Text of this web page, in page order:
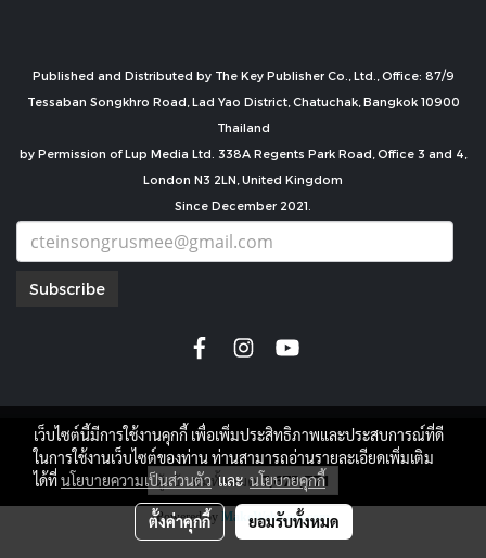
Published and Distributed by The Key Publisher Co., Ltd., Office: 87/9
Tessaban Songkhro Road, Lad Yao District, Chatuchak, Bangkok 10900
Thailand
by Permission of Lup Media Ltd. 338A Regents Park Road, Office 3 and 4,
London N3 2LN, United Kingdom
Since December 2021.
Subscribe
copyright by
ผู้เข้าชมทั้งหมด7,675,771
Powered by MakeWebEasy.com
เว็บไซต์นี้มีการใช้งานคุกกี้ เพื่อเพิ่มประสิทธิภาพและประสบการณ์ที่ดี
ในการใช้งานเว็บไซต์ของท่าน ท่านสามารถอ่านรายละเอียดเพิ่มเติม
ได้ที่นโยบายความเป็นส่วนตัวและนโยบายคุกกี้
ตั้งค่าคุกกี้ ยอมรับทั้งหมด